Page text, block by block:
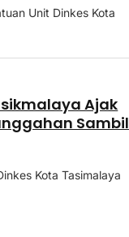
Unit Dinkes Kota
Ajak
Sambil
Kota Tasimalaya